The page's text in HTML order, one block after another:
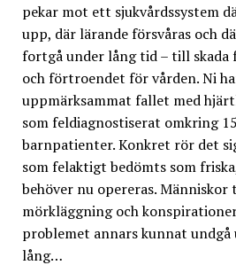
pekar mot ett sjukvårdssystem
upp, där lärande försvåras och
fortgå under lång tid – till skada
och förtroendet för vården. Ni
uppmärksammat fallet med
som feldiagnostiserat omkring
barnpatienter. Konkret rör det
som felaktigt bedömts som
behöver nu opereras. Människor
mörkläggning och
problemet annars kunnat
lång…